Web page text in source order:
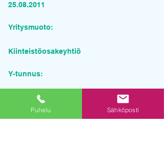
25.08.2011
Yritysmuoto:
Kiinteistöosakeyhtiö
Y-tunnus:
2423951-8
Pyydä tarjous palvelusta
Puhelu Sähköposti